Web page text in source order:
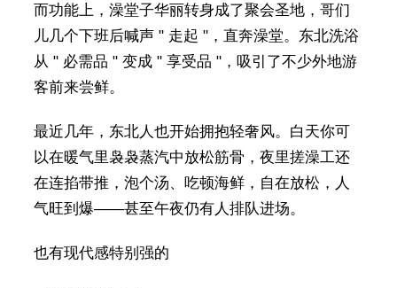
而功能上，澡堂子华丽转身成了聚会圣地，哥们
儿几个下班后喊声 " 走起 "，直奔澡堂。东北洗浴
从 " 必需品 " 变成 " 享受品 "，吸引了不少外地游
客前来尝鲜。
最近几年，东北人也开始拥抱轻奢风。白天你可
以在暖气里袅袅蒸汽中放松筋骨，夜里搓澡工还
在连掐带推，泡个汤、吃顿海鲜，自在放松，人
气旺到爆——甚至午夜仍有人排队进场。
也有现代感特别强的